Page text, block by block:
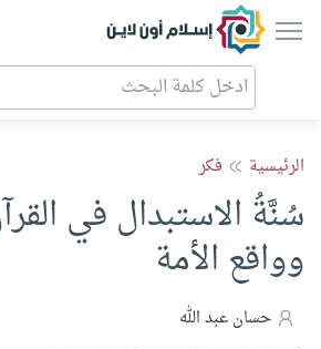
إسلام أون لاين
الرئيسية فكر
سُنَّةُ الاستبدال في
وواقع الأمة
حسان عبد الله